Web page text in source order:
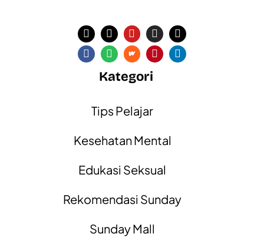
Kategori
Tips Pelajar
Kesehatan Mental
Edukasi Seksual
Rekomendasi Sunday
Sunday Mall